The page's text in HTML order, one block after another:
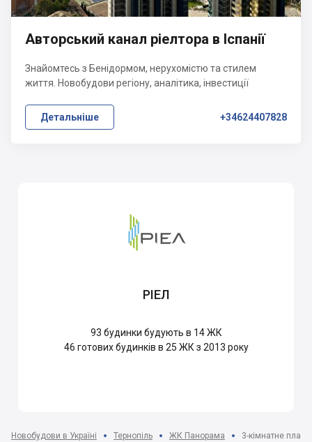
Авторський канал ріелтора в Іспанії
Знайомтесь з Бенідормом, нерухомістю та стилем
життя. Новобудови регіону, аналітика, інвестиції
Детальніше +34624407828
РІЕЛ
93 будинки будують в 14 ЖК
46 готових будинків в 25 ЖК з 2013 року
Новобудови в Україні Тернопіль ЖК Панорама 3-кімнатне